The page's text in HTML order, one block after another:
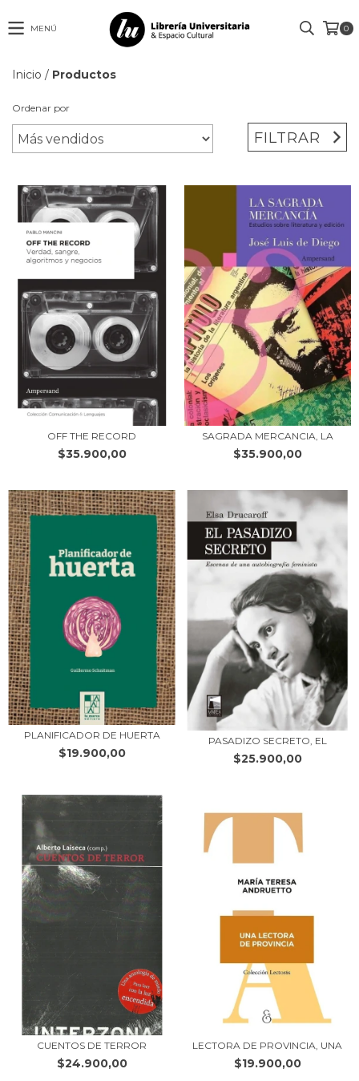
MENÚ 0
Inicio / Productos
Ordenar por
FILTRAR
OFF THE RECORD
$35.900,00
SAGRADA MERCANCIA, LA
$35.900,00
PLANIFICADOR DE HUERTA
$19.900,00
PASADIZO SECRETO, EL
$25.900,00
CUENTOS DE TERROR
$24.900,00
LECTORA DE PROVINCIA, UNA
$19.900,00